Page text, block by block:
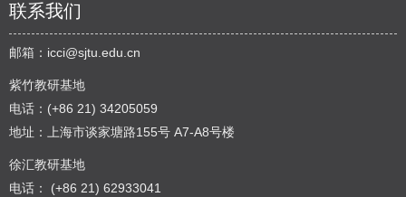
联系我们
邮箱： icci@sjtu.edu.cn
紫竹教研基地
电话：(+86 21) 34205059
地址：上海市谈家塘路155号 A7-A8号楼
徐汇教研基地
电话： (+86 21) 62933041